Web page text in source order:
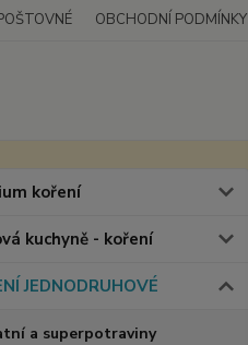
OBCHODNÍ PODMÍNKY
koření
kuchyně - koření
JEDNODRUHOVÉ
a superpotraviny